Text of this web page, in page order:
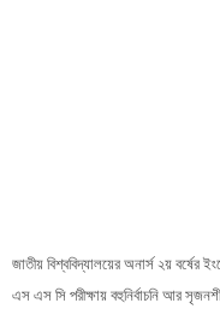
জাতীয় বিশ্ববিদ্যালয়ের অনার্স ২য় বর্ষের
এস এস সি পরীক্ষায় বহুনির্বাচনি আর